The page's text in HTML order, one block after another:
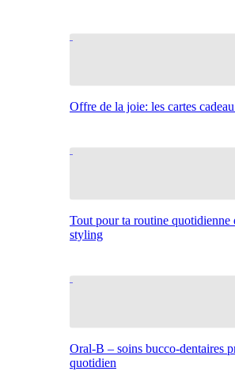
Offre de la joie: les cartes
Tout pour ta routine quotidienne
styling
Oral-B – soins bucco-dentaires
quotidien